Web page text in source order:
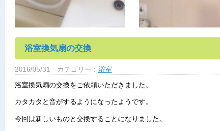
浴室換気扇の交換
2016/05/31 カテゴリー： 浴室
浴室換気扇の交換をご依頼いただきました。
カタカタと音がするようになったようです。
今回は新しいものと交換することになりました。